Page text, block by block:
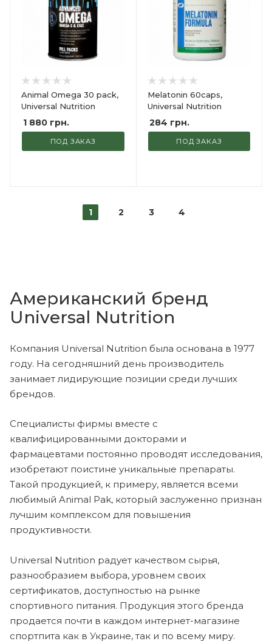
Animal Omega 30 pack,
Universal Nutrition
1 880 грн.
ПОД ЗАКАЗ
Melatonin 60caps,
Universal Nutrition
284 грн.
ПОД ЗАКАЗ
1 2 3 4
Американский бренд
Universal Nutrition
Компания Universal Nutrition была основана в 1977
году. На сегодняшний день производитель
занимает лидирующие позиции среди лучших
брендов.
Специалисты фирмы вместе с
квалифицированными докторами и
фармацевтами постоянно проводят исследования,
изобретают поистине уникальные препараты.
Такой продукцией, к примеру, является всеми
любимый Animal Pak, который заслуженно признан
лучшим комплексом для повышения
продуктивности.
Universal Nutrition радует качеством сырья,
разнообразием выбора, уровнем своих
сертификатов, доступностью на рынке
спортивного питания. Продукция этого бренда
продается почти в каждом интернет-магазине
спортпита как в Украине, так и по всему миру.